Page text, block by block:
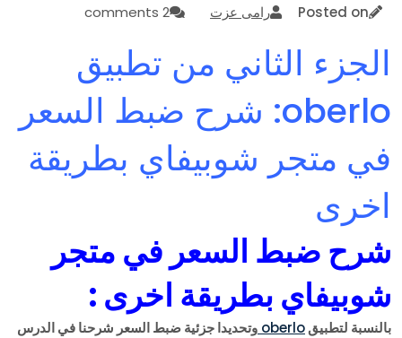
Posted on رامى عزت 2 comments
الجزء الثاني من تطبيق
oberlo: شرح ضبط السعر
في متجر شوبيفاي بطريقة
اخرى
شرح ضبط السعر في متجر
شوبيفاي بطريقة اخرى :
بالنسبة لتطبيقoberlo وتحديدا جزئية ضبط السعر شرحنا في الدرس